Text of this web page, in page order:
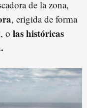
de la zona,
, erigida de forma
o las históricas